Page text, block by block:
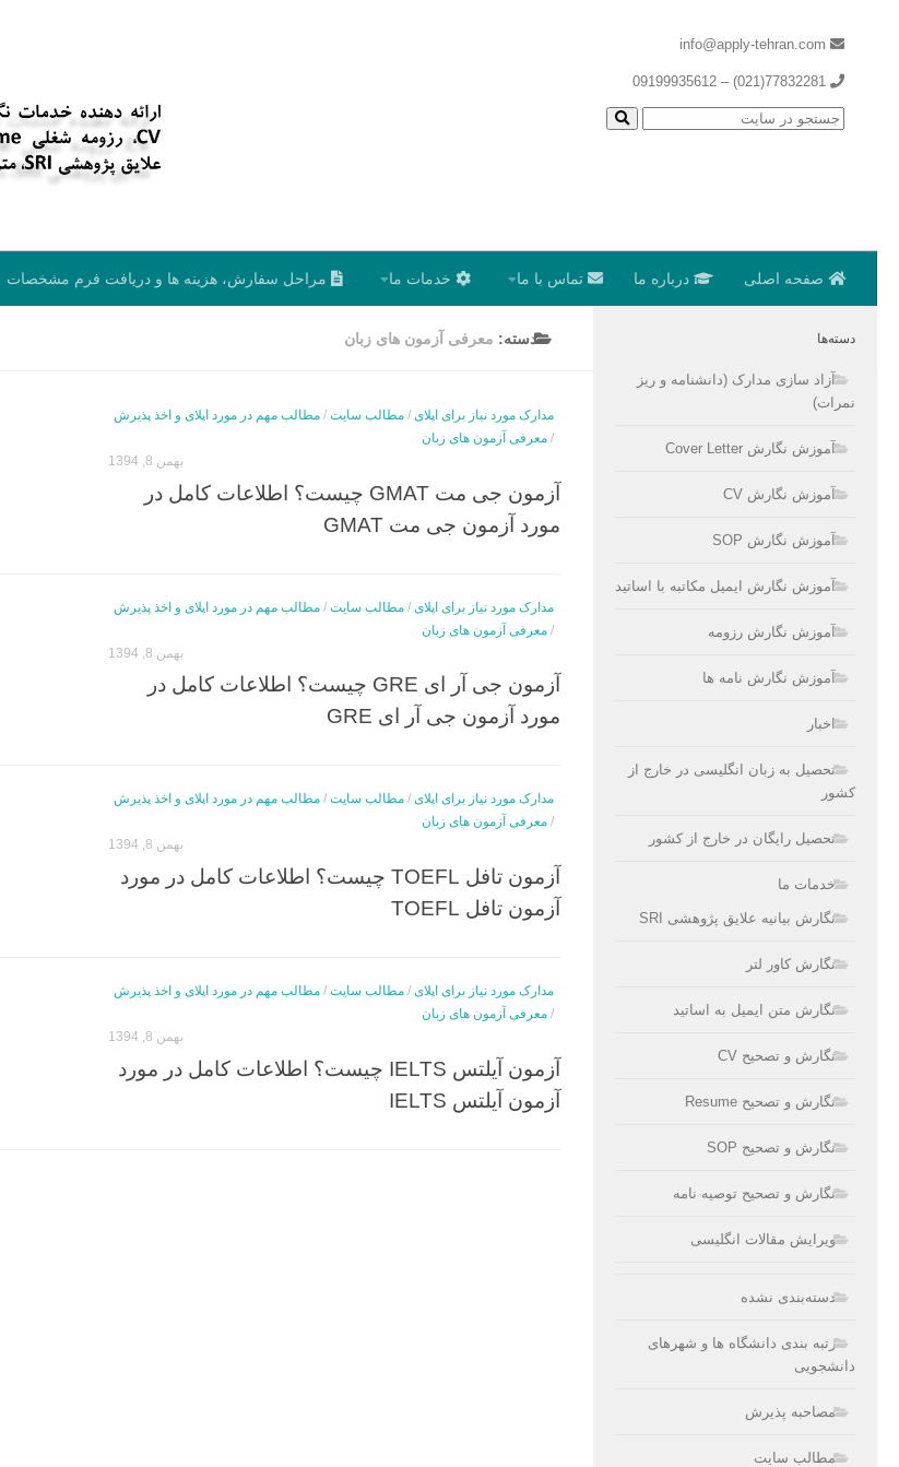
صفحه اصلی درباره ما تماس با ما خدمات ما مراحل سفارش، هزینه ها و دریافت فرم مشخصات
دسته: معرفی آزمون های زبان
مدارک مورد نیاز برای اپلای / مطالب سایت / مطالب مهم در مورد اپلای و اخذ پذیرش
/ معرفی آزمون های زبان
بهمن 8, 1394
آزمون جی مت GMAT چیست؟ اطلاعات کامل در
مورد آزمون جی مت GMAT
مدارک مورد نیاز برای اپلای / مطالب سایت / مطالب مهم در مورد اپلای و اخذ پذیرش
/ معرفی آزمون های زبان
بهمن 8, 1394
آزمون جی آر ای GRE چیست؟ اطلاعات کامل در
مورد آزمون جی آر ای GRE
مدارک مورد نیاز برای اپلای / مطالب سایت / مطالب مهم در مورد اپلای و اخذ پذیرش
/ معرفی آزمون های زبان
بهمن 8, 1394
آزمون تافل TOEFL چیست؟ اطلاعات کامل در مورد
آزمون تافل TOEFL
مدارک مورد نیاز برای اپلای / مطالب سایت / مطالب مهم در مورد اپلای و اخذ پذیرش
/ معرفی آزمون های زبان
بهمن 8, 1394
آزمون آیلتس IELTS چیست؟ اطلاعات کامل در مورد
آزمون آیلتس IELTS
دسته‌ها
آزاد سازی مدارک (دانشنامه و ریز
نمرات)
آموزش نگارش Cover Letter
آموزش نگارش CV
آموزش نگارش SOP
آموزش نگارش ایمیل مکاتبه با اساتید
آموزش نگارش رزومه
آموزش نگارش نامه ها
اخبار
تحصیل به زبان انگلیسی در خارج از
کشور
تحصیل رایگان در خارج از کشور
خدمات ما
نگارش بیانیه علایق پژوهشی SRI
نگارش کاور لتر
نگارش متن ایمیل به اساتید
نگارش و تصحیح CV
نگارش و تصحیح Resume
نگارش و تصحیح SOP
نگارش و تصحیح توصیه نامه
ویرایش مقالات انگلیسی
دسته‌بندی نشده
رتبه بندی دانشگاه ها و شهرهای
دانشجویی
مصاحبه پذیرش
مطالب سایت